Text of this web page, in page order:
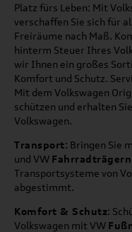
Platz fürs Leben: Mit
verschaffen Sie sich für
Freiräume nach Maß.
hinterm Steuer Ihres
wir Ihnen ein großes
Komfort und Schutz.
Mit dem Volkswagen
schützen und erhalten
Volkswagen.
Transport: Bringen Sie
und VW Fahrradträgern
Transportsysteme von
abgestimmt.
Komfort & Schutz:
Volkswagen mit VW